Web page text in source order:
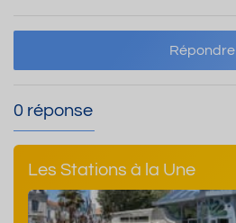
Répondre
0 réponse
Les Stations à la Une